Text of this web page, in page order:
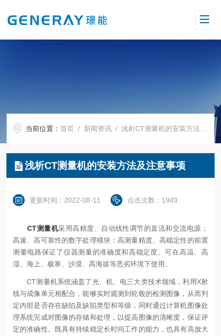
当前位置：首页 / 新闻资讯 / 浅析CT测量机的安装方法及注意事项
浅析CT测量机的安装方法及注意事项
更新时间：2022-08-11 点击次数：1949
CT测量机采用高精度、自动线性调节的直流和交流电源；
高速、高可靠性的数字处理模块；高测量精度、高稳定性的前置
测量电路保证了仪器测量的准确度和高稳定度。可在高温、高
湿、海上、极寒、沙漠、高海拔等恶劣环境下使用。
CT测量机系统涵盖了光、机、电三大类技术领域，利用X射
线与成像单元相配合，能够实时观测到轮毂的检测图像，从而判
定内部是否存在缺陷及缺陷类型和等级，同时通过计算机图像处
理系统完成对图像的存储和处理，以提高图像的清晰度，保证评
定的准确性。既具有持续稳定长时间工作的能力，也具有高放大